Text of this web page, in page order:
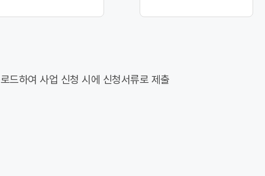
드하여 사업 신청 시에 신청서류로 제출